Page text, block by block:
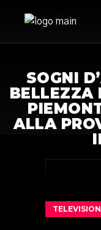
SOGNI
BELLEZZA
ALLA